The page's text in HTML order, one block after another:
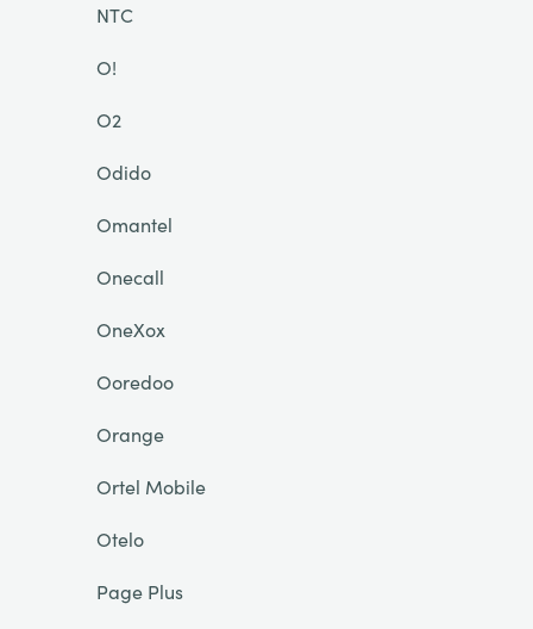
NTC
O!
O2
Odido
Omantel
Onecall
OneXox
Ooredoo
Orange
Ortel Mobile
Otelo
Page Plus